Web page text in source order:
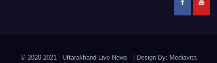
© 2020-2021 - Uttarakhand Live News - | Design By: Mediavita